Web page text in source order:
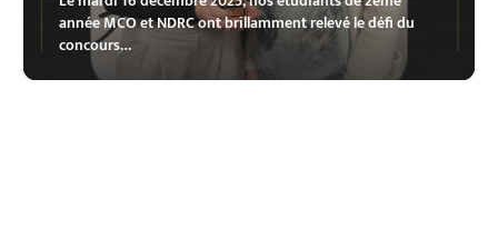
année MCO et NDRC ont brillamment relevé le défi du
concours…